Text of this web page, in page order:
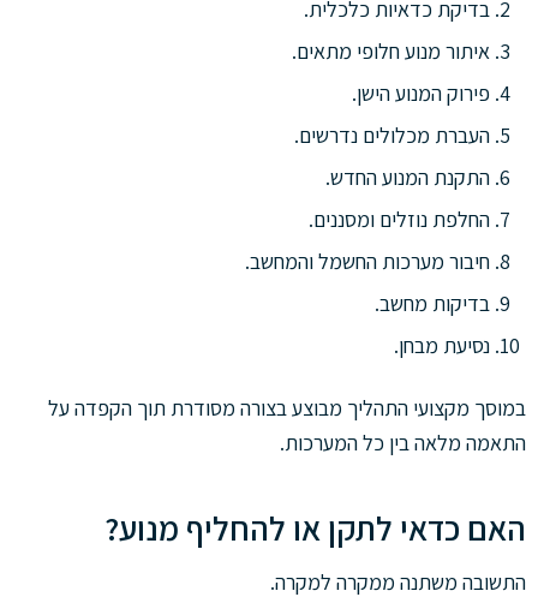
בדיקת כדאיות כלכלית.
איתור מנוע חלופי מתאים.
פירוק המנוע הישן.
העברת מכלולים נדרשים.
התקנת המנוע החדש.
החלפת נוזלים ומסננים.
חיבור מערכות החשמל והמחשב.
בדיקות מחשב.
נסיעת מבחן.
במוסך מקצועי התהליך מבוצע בצורה מסודרת תוך הקפדה על
התאמה מלאה בין כל המערכות.
האם כדאי לתקן או להחליף מנוע?
התשובה משתנה ממקרה למקרה.